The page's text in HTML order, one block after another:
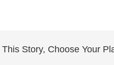
Story, Choose Your